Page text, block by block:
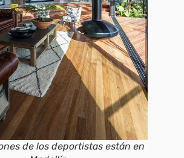
de los deportistas están en